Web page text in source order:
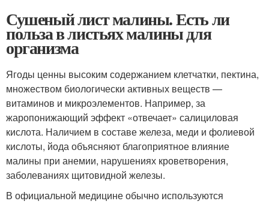
Сушеный лист малины. Есть ли
польза в листьях малины для
организма
Ягоды ценны высоким содержанием клетчатки, пектина,
множеством биологически активных веществ —
витаминов и микроэлементов. Например, за
жаропонижающий эффект «отвечает» салициловая
кислота. Наличием в составе железа, меди и фолиевой
кислоты, йода объясняют благоприятное влияние
малины при анемии, нарушениях кроветворения,
заболеваниях щитовидной железы.
В официальной медицине обычно используются